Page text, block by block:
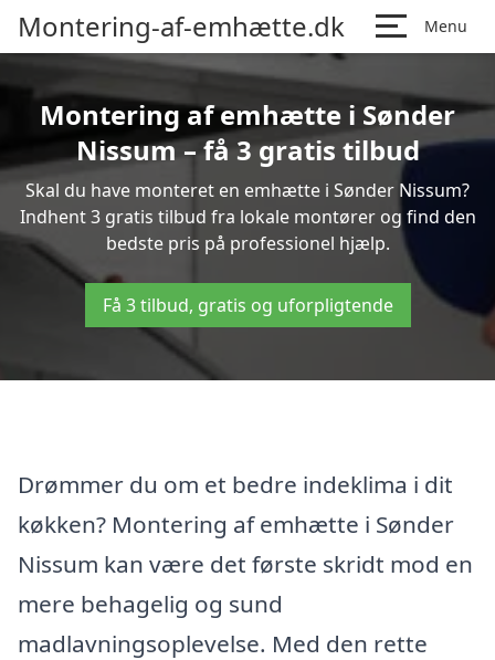
Montering-af-emhætte.dk Menu
Montering af emhætte i Sønder
Nissum – få 3 gratis tilbud
Skal du have monteret en emhætte i Sønder Nissum?
Indhent 3 gratis tilbud fra lokale montører og find den
bedste pris på professionel hjælp.
Få 3 tilbud, gratis og uforpligtende
Drømmer du om et bedre indeklima i dit
køkken? Montering af emhætte i Sønder
Nissum kan være det første skridt mod en
mere behagelig og sund
madlavningsoplevelse. Med den rette